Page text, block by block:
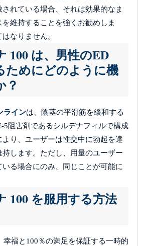
れている場合、それは効果的なま
を維持することを強くお勧めしま
なりません。
100 は、男性のED
ためにどのように機
？
ラインは、陰茎の平滑筋を緩和する
5阻害剤であるシルデナフィルで構成
より、ユーザーは性交中に勃起を達
します。ただし、用量のユーザー
る場合にのみ、同じことが可能に
100 を服用する方法
幸福と100％の満足を保証する一時的